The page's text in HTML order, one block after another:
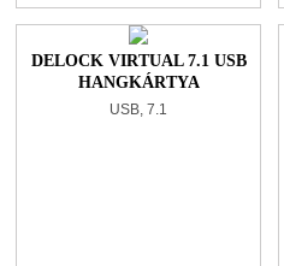
DELOCK VIRTUAL 7.1 USB
HANGKÁRTYA
USB, 7.1